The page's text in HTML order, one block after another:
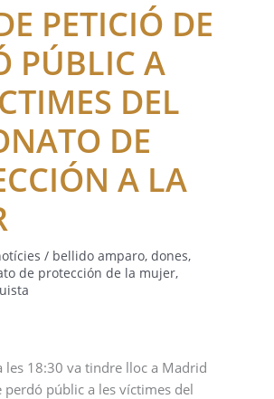
PETICIÓ DE
PÚBLIC A
DEL
DE
A LA
/ bellido amparo, dones,
de protección de la mujer,
les 18:30 va tindre lloc a Madrid
perdó públic a les víctimes del